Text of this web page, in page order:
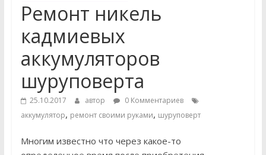
Ремонт никель
кадмиевых
аккумуляторов
шуруповерта
25.10.2017 автор
0 Комментариев
аккумулятор, ремонт своими руками, шуруповерт
Многим известно что через какое-то